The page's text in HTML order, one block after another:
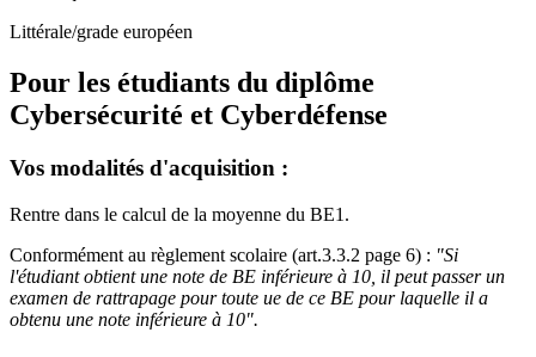
Littérale/grade européen
Pour les étudiants du diplôme
Cybersécurité et Cyberdéfense
Vos modalités d'acquisition :
Rentre dans le calcul de la moyenne du BE1.
Conformément au règlement scolaire (art.3.3.2 page 6) : "Si
l'étudiant obtient une note de BE inférieure à 10, il peut passer un
examen de rattrapage pour toute ue de ce BE pour laquelle il a
obtenu une note inférieure à 10".